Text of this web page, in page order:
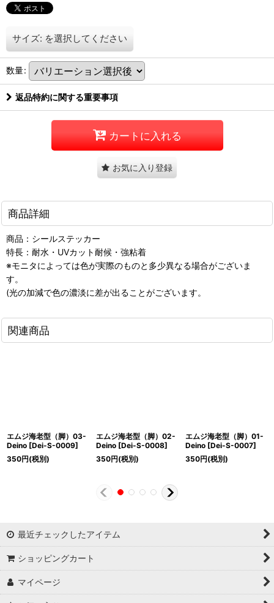
サイズ: を選択してください
数量:
返品特約に関する重要事項
カートに入れる
お気に入り登録
商品詳細
商品：シールステッカー
特長：耐水・UVカット耐候・強粘着
※モニタによっては色が実際のものと多少異なる場合がございま
す。
(光の加減で色の濃淡に差が出ることがございます。
関連商品
エムジ海老型（脚）03-
Deino [Dei-S-0009]
350円(税別)
エムジ海老型（脚）02-
Deino [Dei-S-0008]
350円(税別)
エムジ海老型（脚）01-
Deino [Dei-S-0007]
350円(税別)
最近チェックしたアイテム
ショッピングカート
マイページ